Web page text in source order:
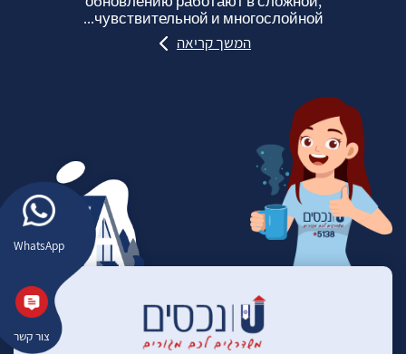
WhatsApp
צור קשר
чувствительной и многослойной...
המשך קריאה